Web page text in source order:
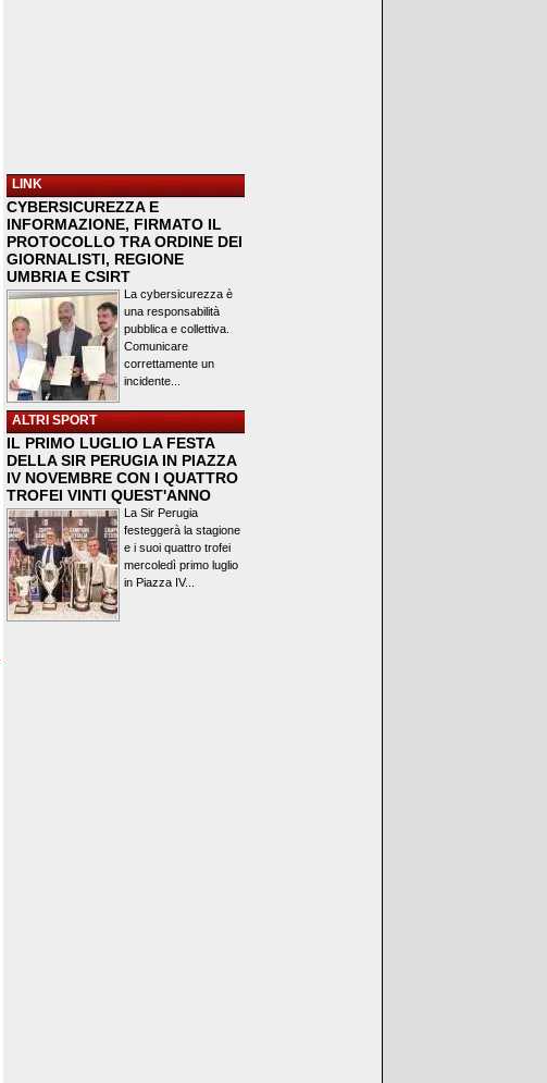
LINK
CYBERSICUREZZA E
INFORMAZIONE, FIRMATO IL
PROTOCOLLO TRA ORDINE DEI
GIORNALISTI, REGIONE
UMBRIA E CSIRT
La cybersicurezza è
una responsabilità
pubblica e collettiva.
Comunicare
correttamente un
incidente...
ALTRI SPORT
IL PRIMO LUGLIO LA FESTA
DELLA SIR PERUGIA IN PIAZZA
IV NOVEMBRE CON I QUATTRO
TROFEI VINTI QUEST'ANNO
La Sir Perugia
festeggerà la stagione
e i suoi quattro trofei
mercoledì primo luglio
in Piazza IV...